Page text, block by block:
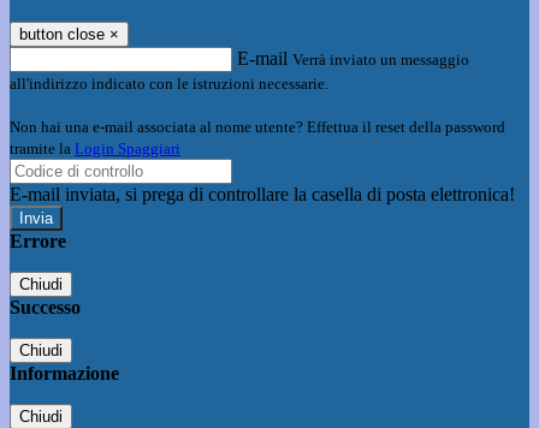
button close ×
E-mail Verrà inviato un messaggio
all'indirizzo indicato con le istruzioni necessarie.
Non hai una e-mail associata al nome utente? Effettua il reset della password
tramite la Login Spaggiari
E-mail inviata, si prega di controllare la casella di posta elettronica!
Errore
Chiudi
Successo
Chiudi
Informazione
Chiudi